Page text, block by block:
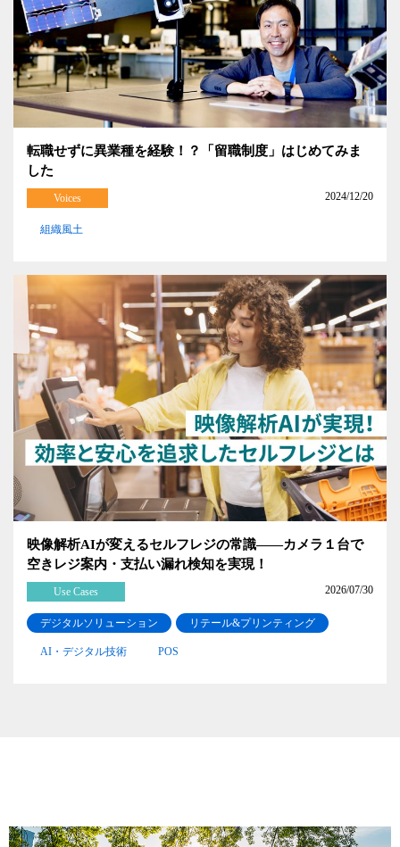
転職せずに異業種を経験！？「留職制度」はじめてみま
した
2024/12/20
Voices
組織風土
映像解析AIが変えるセルフレジの常識――カメラ１台で
空きレジ案内・支払い漏れ検知を実現！
2026/07/30
Use Cases
デジタルソリューション リテール&プリンティング
AI・デジタル技術 POS